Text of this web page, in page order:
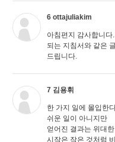
6 ottajuliakim
아침편지 감사합니
되는 지침서와 같은
드립니다.
7 김용휘
한 가지 일에 몰입한
쉬운 일이 아니지만
얻어진 결과는 위대
시작은 작은 것처럼